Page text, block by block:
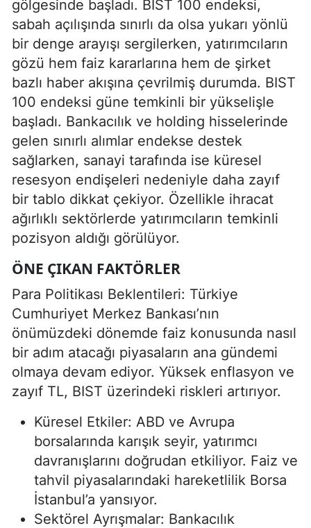
gölgesinde başladı. BIST 100 endeksi,
sabah açılışında sınırlı da olsa yukarı yönlü
bir denge arayışı sergilerken, yatırımcıların
gözü hem faiz kararlarına hem de şirket
bazlı haber akışına çevrilmiş durumda. BIST
100 endeksi güne temkinli bir yükselişle
başladı. Bankacılık ve holding hisselerinde
gelen sınırlı alımlar endekse destek
sağlarken, sanayi tarafında ise küresel
resesyon endişeleri nedeniyle daha zayıf
bir tablo dikkat çekiyor. Özellikle ihracat
ağırlıklı sektörlerde yatırımcıların temkinli
pozisyon aldığı görülüyor.
ÖNE ÇIKAN FAKTÖRLER
Para Politikası Beklentileri: Türkiye
Cumhuriyet Merkez Bankası’nın
önümüzdeki dönemde faiz konusunda nasıl
bir adım atacağı piyasaların ana gündemi
olmaya devam ediyor. Yüksek enflasyon ve
zayıf TL, BIST üzerindeki riskleri artırıyor.
Küresel Etkiler: ABD ve Avrupa
borsalarında karışık seyir, yatırımcı
davranışlarını doğrudan etkiliyor. Faiz ve
tahvil piyasalarındaki hareketlilik Borsa
İstanbul’a yansıyor.
Sektörel Ayrışmalar: Bankacılık